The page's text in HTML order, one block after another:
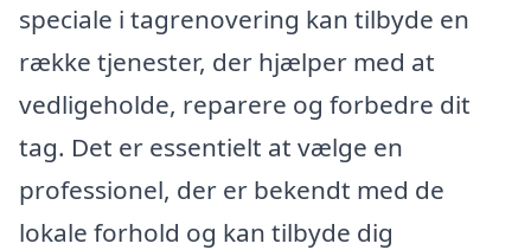
speciale i tagrenovering kan tilbyde en
række tjenester, der hjælper med at
vedligeholde, reparere og forbedre dit
tag. Det er essentielt at vælge en
professionel, der er bekendt med de
lokale forhold og kan tilbyde dig